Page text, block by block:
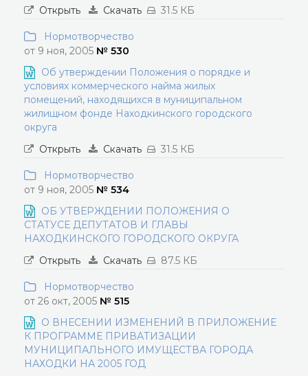
Открыть
Скачать 31.5 КБ
Нормотворчество
от 9 ноя, 2005 № 530
Об утверждении Положения о порядке и
условиях коммерческого найма жилых
помещений, находящихся в муниципальном
жилищном фонде Находкинского городского
округа
Открыть
Скачать 31.5 КБ
Нормотворчество
от 9 ноя, 2005 № 534
ОБ УТВЕРЖДЕНИИ ПОЛОЖЕНИЯ О
СТАТУСЕ ДЕПУТАТОВ И ГЛАВЫ
НАХОДКИНСКОГО ГОРОДСКОГО ОКРУГА
Открыть
Скачать 87.5 КБ
Нормотворчество
от 26 окт, 2005 № 515
О ВНЕСЕНИИ ИЗМЕНЕНИЙ В ПРИЛОЖЕНИЕ
К ПРОГРАММЕ ПРИВАТИЗАЦИИ
МУНИЦИПАЛЬНОГО ИМУЩЕСТВА ГОРОДА
НАХОДКИ НА 2005 ГОД